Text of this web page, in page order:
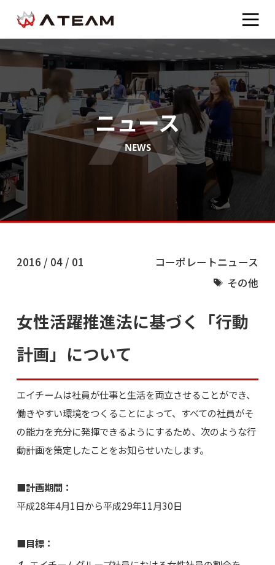
ニュース
NEWS
2016 / 04 / 01
コーポレートニュース
その他
女性活躍推進法に基づく「行動
計画」について
エイチームは社員が仕事と生活を両立させることができ、
働きやすい環境をつくることによって、すべての社員がそ
の能力を充分に発揮できるようにするため、次のような行
動計画を策定したことをお知らせいたします。
■計画期間：
平成28年4月1日から平成29年11月30日
■目標：